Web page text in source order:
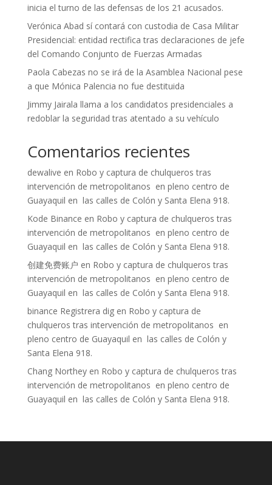
inicia el turno de las defensas de los 21 acusados.
Verónica Abad sí contará con custodia de Casa Militar
Presidencial: entidad rectifica tras declaraciones de jefe
del Comando Conjunto de Fuerzas Armadas
Paola Cabezas no se irá de la Asamblea Nacional pese
a que Mónica Palencia no fue destituida
Jimmy Jairala llama a los candidatos presidenciales a
redoblar la seguridad tras atentado a su vehículo
Comentarios recientes
dewalive en Robo y captura de chulqueros tras
intervención de metropolitanos en pleno centro de
Guayaquil en las calles de Colón y Santa Elena 918.
Kode Binance en Robo y captura de chulqueros tras
intervención de metropolitanos en pleno centro de
Guayaquil en las calles de Colón y Santa Elena 918.
创建免费账户 en Robo y captura de chulqueros tras
intervención de metropolitanos en pleno centro de
Guayaquil en las calles de Colón y Santa Elena 918.
binance Registrera digen Robo y captura de
chulqueros tras intervención de metropolitanos en
pleno centro de Guayaquil en las calles de Colón y
Santa Elena 918.
Chang Northeyen Robo y captura de chulqueros tras
intervención de metropolitanos en pleno centro de
Guayaquil en las calles de Colón y Santa Elena 918.